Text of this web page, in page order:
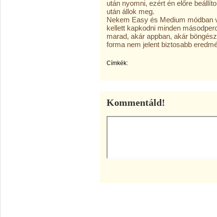
után nyomni, ezért én előre
után állok meg.
Nekem Easy és Medium módban
kellett kapkodni minden
marad, akár appban, akár
forma nem jelent biztosabb
Címkék:
Kommentáld!